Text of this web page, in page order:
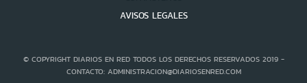
AVISOS LEGALES
© COPYRIGHT DIARIOS EN RED TODOS LOS DERECHOS RESERVADOS 2019 -
CONTACTO: ADMINISTRACION@DIARIOSENRED.COM